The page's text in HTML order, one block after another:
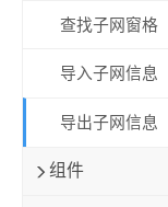
查找子网窗格
导入子网信息
导出子网信息
组件